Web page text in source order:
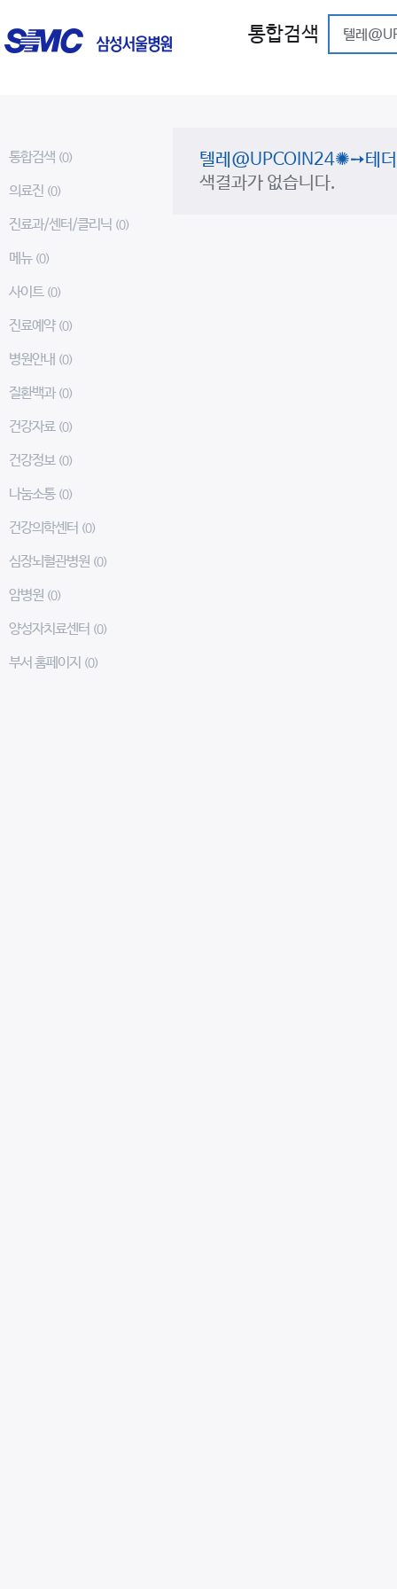
통합검색
통합검색 (0)
의료진 (0)
진료과/센터/클리닉 (0)
메뉴 (0)
사이트 (0)
진료예약 (0)
병원안내 (0)
질환백과 (0)
건강자료 (0)
건강정보 (0)
나눔소통 (0)
건강의학센터 (0)
심장뇌혈관병원 (0)
암병원 (0)
양성자치료센터 (0)
부서 홈페이지 (0)
텔레@UPCOIN24✺➙테더
색결과가 없습니다.